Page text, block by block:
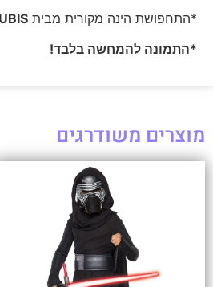
*התחפושת הינה מקורית מבית
*התמונה להמחשה בלבד!
מוצרים משודרגים